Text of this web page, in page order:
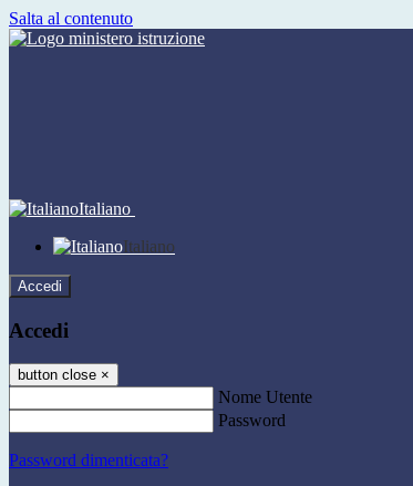
Salta al contenuto
Italiano
Italiano
Accedi
Accedi
button close ×
Nome Utente
Password
Password dimenticata?